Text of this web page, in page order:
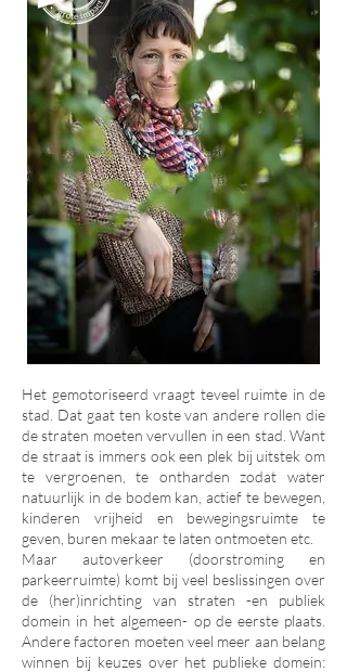
Het gemotoriseerd vraagt teveel ruimte in de
stad. Dat gaat ten koste van andere rollen die
de straten moeten vervullen in een stad. Want
de straat is immers ook een plek bij uitstek om
te vergroenen, te ontharden zodat water
natuurlijk in de bodem kan, actief te bewegen,
kinderen vrijheid en bewegingsruimte te
geven, buren mekaar te laten ontmoeten etc.
Maar autoverkeer (doorstroming en
parkeerruimte) komt bij veel beslissingen over
de (her)inrichting van straten -en publiek
domein in het algemeen- op de eerste plaats.
Andere factoren moeten veel meer aan belang
winnen bij keuzes over het publieke domein: